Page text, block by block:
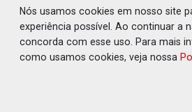
Nós usamos cookies em nosso site
experiência possível. Ao continuar a
concorda com esse uso. Para mais
como usamos cookies, veja nossa